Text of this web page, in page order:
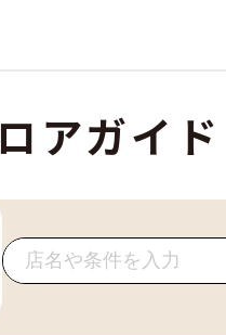
アガイド